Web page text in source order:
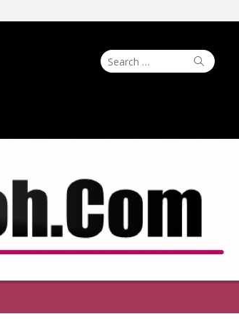
Search
for:
Search